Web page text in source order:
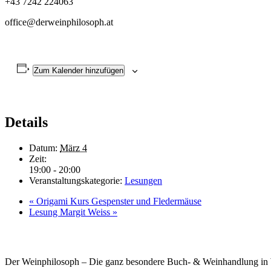
office@derweinphilosoph.at
Zum Kalender hinzufügen
Details
Datum: März 4
Zeit:
19:00 - 20:00
Veranstaltungskategorie: Lesungen
« Origami Kurs Gespenster und Fledermäuse
Lesung Margit Weiss »
Der Weinphilosoph – Die ganz besondere Buch- & Weinhandlung in